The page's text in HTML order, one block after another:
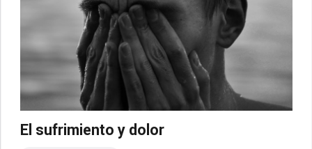
El sufrimiento y dolor